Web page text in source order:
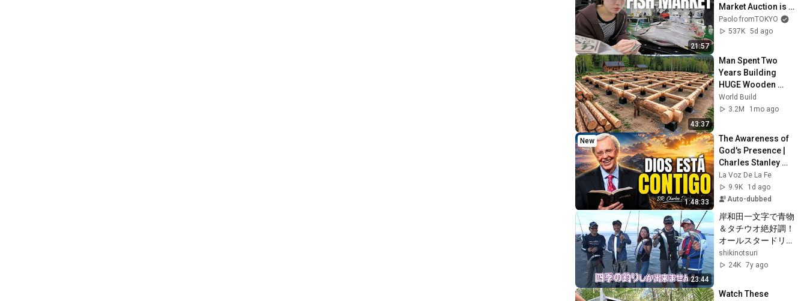
21:57
Market Auction is
like
Paolo fromTOKYO
537K 5d ago
43:37
Man Spent Two
Years Building
HUGE Wooden
House for his
Family | Start to
World Build
3.2M
1mo ago
1:48:33
New
The Awareness of
God's Presence |
Charles Stanley
Devotional
La Voz De La Fe
9.9K
1d ago
Auto-dubbed
23:44
岸和田一文字で青物
＆タチウオ絶好調！
オールスタードリー
ムマッチ・タチウオ
バトル！（四季の釣
放送）
shikinotsuri
24K 7y ago
Watch These